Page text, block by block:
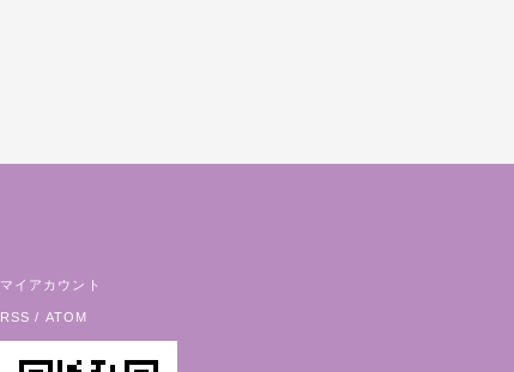
マイアカウント
RSS / ATOM